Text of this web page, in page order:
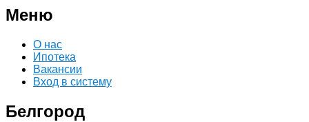
Меню
О нас
Ипотека
Вакансии
Вход в систему
Белгород